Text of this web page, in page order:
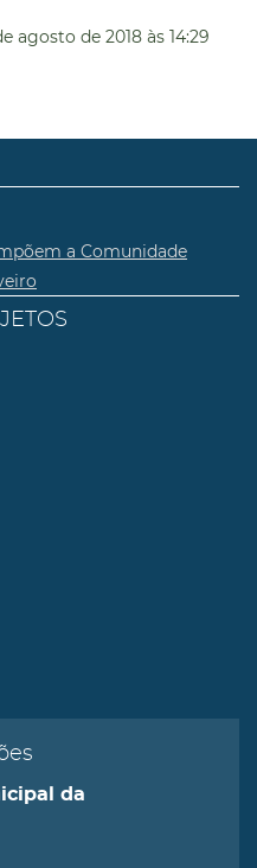
agosto de 2018 às 14:29
a Comunidade
da